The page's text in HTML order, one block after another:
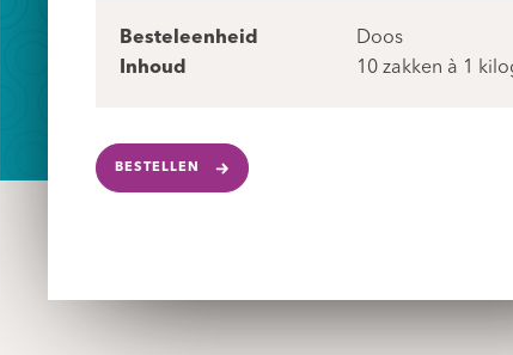
Besteleenheid
Inhoud
Doos
10 zakken à 1
BESTELLEN